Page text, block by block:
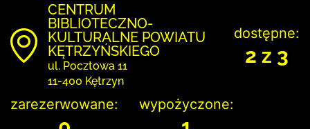
CENTRUM
BIBLIOTECZNO-
KULTURALNE POWIATU
KĘTRZYŃSKIEGO
ul. Pocztowa 11
11-400 Kętrzyn
dostępne:
2 z 3
zarezerwowane: wypożyczone: